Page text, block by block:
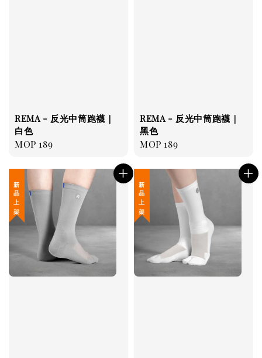
REMA - 反光中筒跑襪｜
白色
Regular
MOP 189
REMA - 反光中筒跑襪｜
黑色
Regular
MOP 189
新 品 上 架 新 品 上 架